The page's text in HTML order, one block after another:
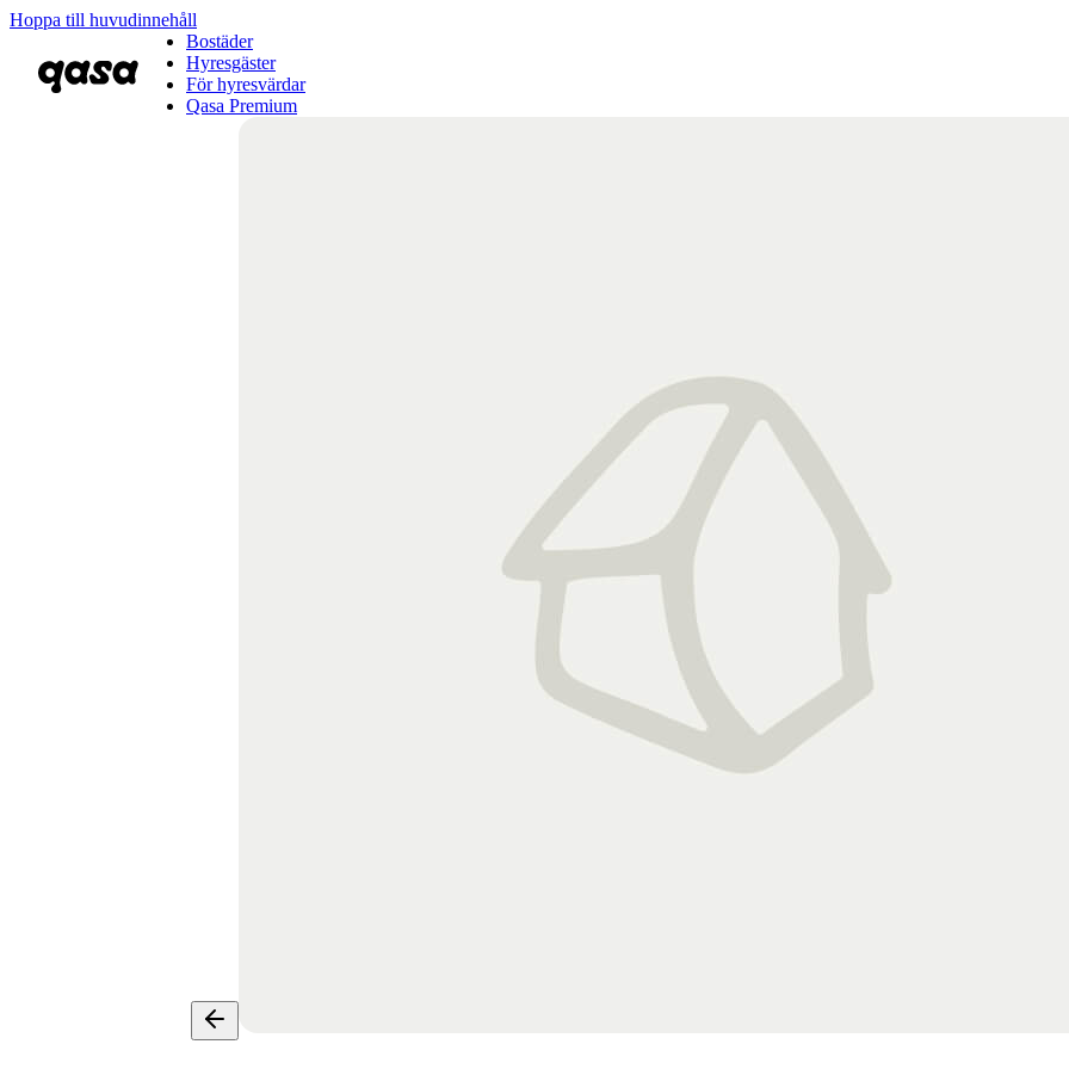
Hoppa till huvudinnehåll
Bostäder
Hyresgäster
För hyresvärdar
Qasa Premium